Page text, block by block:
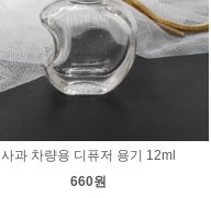
사과 차량용 디퓨저 용기 12ml
660원